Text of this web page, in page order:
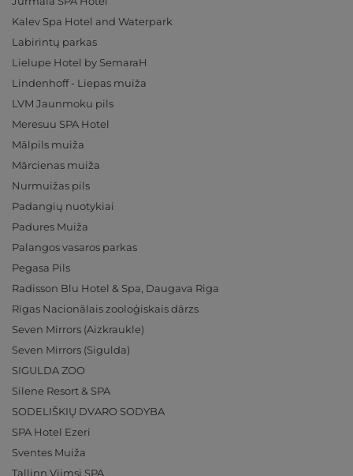
Kalev Spa Hotel and Waterpark
Labirintų parkas
Lielupe Hotel by SemaraH
Lindenhoff - Liepas muiža
LVM Jaunmoku pils
Meresuu SPA Hotel
Mālpils muiža
Mārcienas muiža
Nurmuižas pils
Padangių nuotykiai
Padures Muiža
Palangos vasaros parkas
Pegasa Pils
Radisson Blu Hotel & Spa, Daugava Riga
Rīgas Nacionālais zooloģiskais dārzs
Seven Mirrors (Aizkraukle)
Seven Mirrors (Sigulda)
SIGULDA ZOO
Silene Resort & SPA
SODELIŠKIŲ DVARO SODYBA
SPA Hotel Ezeri
Sventes Muiža
Tallinn Viimsi SPA